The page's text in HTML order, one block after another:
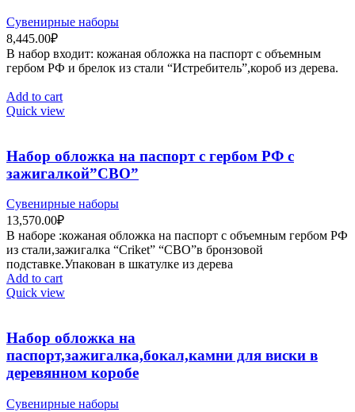
Сувенирные наборы
8,445.00₽
В набор входит: кожаная обложка на паспорт с объемным
гербом РФ и брелок из стали “Истребитель”,короб из дерева.
Add to cart
Quick view
Набор обложка на паспорт с гербом РФ с
зажигалкой”СВО”
Сувенирные наборы
13,570.00₽
В наборе :кожаная обложка на паспорт c объемным гербом РФ
из стали,зажигалка “Criket” “СВО”в бронзовой
подставке.Упакован в шкатулке из дерева
Add to cart
Quick view
Набор обложка на
паспорт,зажигалка,бокал,камни для виски в
деревянном коробе
Сувенирные наборы